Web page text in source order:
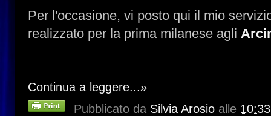
Per l'occasione, vi posto qui il mio
realizzato per la prima milanese agli
Continua a leggere...»
Pubblicato da Silvia Arosio alle